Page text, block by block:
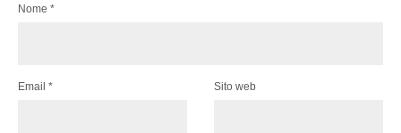
Nome *
Email * Sito web